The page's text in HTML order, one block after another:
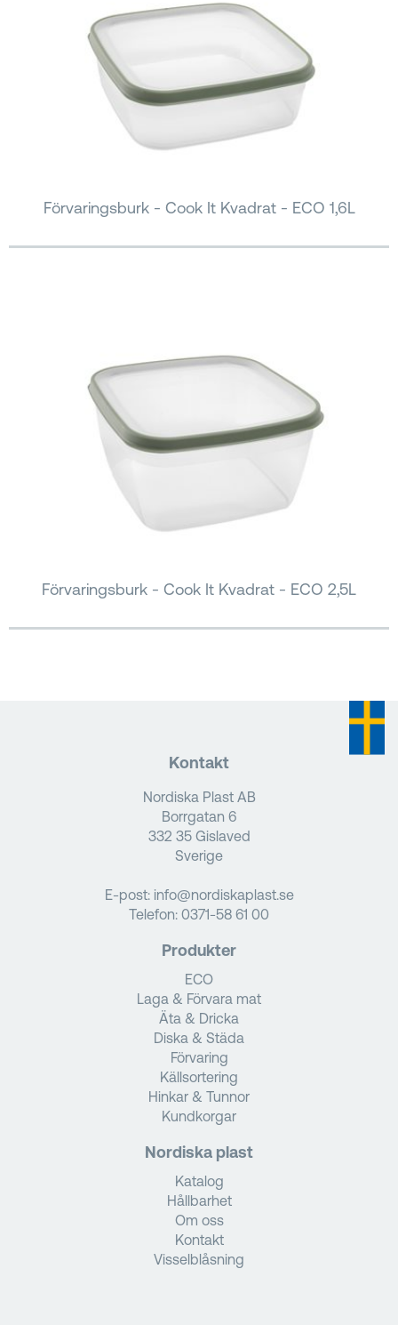
Förvaringsburk - Cook It Kvadrat - ECO 1,6L
Förvaringsburk - Cook It Kvadrat - ECO 2,5L
Kontakt
Nordiska Plast AB
Borrgatan 6
332 35 Gislaved
Sverige
E-post: info@nordiskaplast.se
Telefon: 0371-58 61 00
Produkter
ECO
Laga & Förvara mat
Äta & Dricka
Diska & Städa
Förvaring
Källsortering
Hinkar & Tunnor
Kundkorgar
Nordiska plast
Katalog
Hållbarhet
Om oss
Kontakt
Visselblåsning